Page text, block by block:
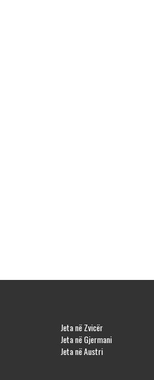
Jeta në Zvicër
Jeta në Gjermani
Jeta në Austri